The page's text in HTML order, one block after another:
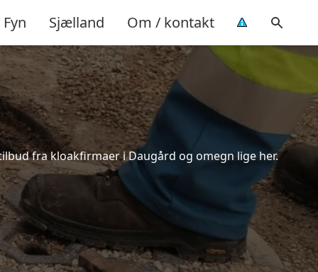
Fyn Sjælland Om / kontakt
fra kloakfirmaer i Daugård og omegn lige her.